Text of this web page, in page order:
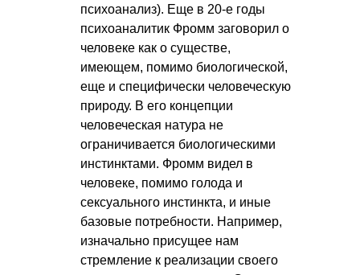
психоанализ). Еще в 20-е годы
психоаналитик Фромм заговорил о
человеке как о существе,
имеющем, помимо биологической,
еще и специфически человеческую
природу. В его концепции
человеческая натура не
ограничивается биологическими
инстинктами. Фромм видел в
человеке, помимо голода и
сексуального инстинкта, и иные
базовые потребности. Например,
изначально присущее нам
стремление к реализации своего